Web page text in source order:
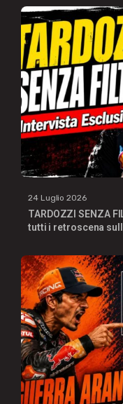
24 Luglio 2026
TARDOZZI SENZA
tutti i retroscena